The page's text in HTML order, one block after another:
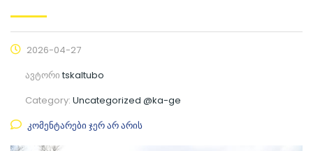
2026-04-27
ავტორიtskaltubo
Category: Uncategorized @ka-ge
კომენტარები ჯერ არ არის